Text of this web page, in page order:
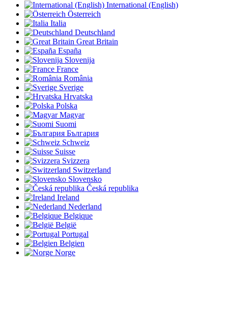
International (English)
Österreich
Italia
Deutschland
Great Britain
España
Slovenija
France
România
Sverige
Hrvatska
Polska
Magyar
Suomi
България
Schweiz
Suisse
Svizzera
Switzerland
Slovensko
Česká republika
Ireland
Nederland
Belgique
België
Portugal
Belgien
Norge